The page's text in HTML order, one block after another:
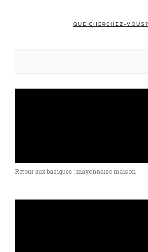
QUE CHERCHEZ-VOUS?
Retour aux basiques : mayonnaise maison